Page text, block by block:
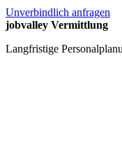
Unverbindlich anfragen
jobvalley Vermittlung
Langfristige